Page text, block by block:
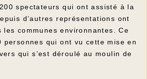
spectateurs qui ont assisté à la
d’autres représentations ont
les communes environnantes. Ce
personnes qui ont vu cette mise en
qui s’est déroulé au moulin de